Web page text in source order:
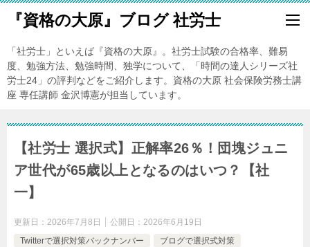
『資格の大原』ブログ 社労士
「社労士」といえば『資格の大原』。社労士試験の合格率、難易
度、勉強方法、勉強時間、独学について、「時間の達人シリーズ社
労士24」の評判などをご紹介します。資格の大原 社会保険労務士講
座 専任講師 金沢博憲が担当しています。
【社労士 選択式】正解率26％！団塊ジュニ
ア世代が65歳以上となるのはいつ？【社
一】
更新日： 2026年7月8日 公開日： 2026年6月19日
Twitterで選択対策バックナンバー
ブログで選択式対策